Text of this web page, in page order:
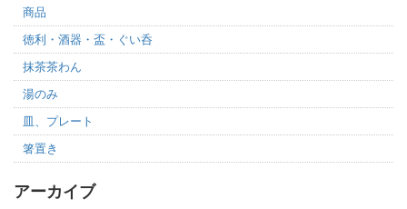
商品
徳利・酒器・盃・ぐい呑
抹茶茶わん
湯のみ
皿、プレート
箸置き
アーカイブ